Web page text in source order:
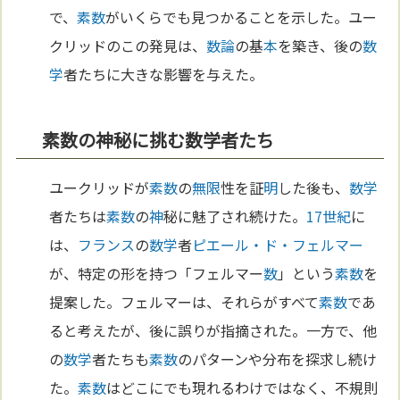
で、素数がいくらでも見つかることを示した。ユー
クリッドのこの発見は、数論の基本を築き、後の数
学者たちに大きな影響を与えた。
素数の神秘に挑む数学者たち
ユークリッドが素数の無限性を証明した後も、数学
者たちは素数の神秘に魅了され続けた。 17世紀に
は、 フランスの数学者ピエール・ド・フェルマー
が、特定の形を持つ「フェルマー数」という素数を
提案した。フェルマーは、それらがすべて素数であ
ると考えたが、後に誤りが指摘された。一方で、他
の数学者たちも素数のパターンや分布を探求し続け
た。素数はどこにでも現れるわけではなく、不規則